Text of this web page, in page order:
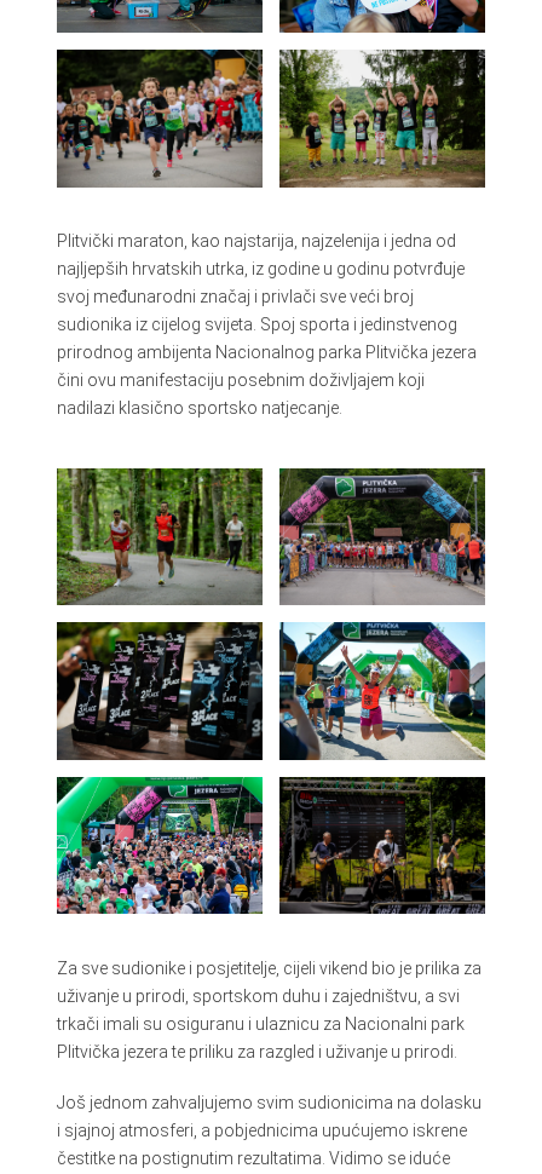
Plitvički maraton, kao najstarija, najzelenija i jedna od
najljepših hrvatskih utrka, iz godine u godinu potvrđuje
svoj međunarodni značaj i privlači sve veći broj
sudionika iz cijelog svijeta. Spoj sporta i jedinstvenog
prirodnog ambijenta Nacionalnog parka Plitvička jezera
čini ovu manifestaciju posebnim doživljajem koji
nadilazi klasično sportsko natjecanje.
Za sve sudionike i posjetitelje, cijeli vikend bio je prilika za
uživanje u prirodi, sportskom duhu i zajedništvu, a svi
trkači imali su osiguranu i ulaznicu za Nacionalni park
Plitvička jezera te priliku za razgled i uživanje u prirodi.
Još jednom zahvaljujemo svim sudionicima na dolasku
i sjajnoj atmosferi, a pobjednicima upućujemo iskrene
čestitke na postignutim rezultatima. Vidimo se iduće